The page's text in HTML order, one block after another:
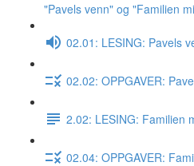
"Pavels venn" og "Familien
02.01: LESING: Pavels
02.02: OPPGAVER:
2.02: LESING: Familien
02.04: OPPGAVER: